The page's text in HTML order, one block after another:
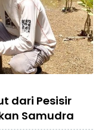
dari Pesisir
Samudra